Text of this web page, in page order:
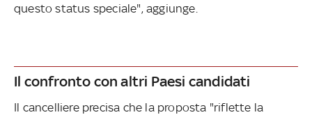
questo status speciale", aggiunge.
Il confronto con altri Paesi candidati
Il cancelliere precisa che la proposta "riflette la